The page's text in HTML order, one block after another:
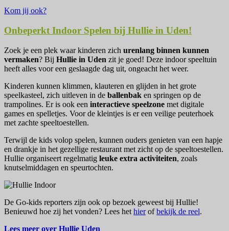
Kom jij ook?
Onbeperkt Indoor Spelen bij Hullie in Uden!
Zoek je een plek waar kinderen zich urenlang binnen kunnen
vermaken? Bij Hullie in Uden zit je goed! Deze indoor speeltuin
heeft alles voor een geslaagde dag uit, ongeacht het weer.
Kinderen kunnen klimmen, klauteren en glijden in het grote
speelkasteel, zich uitleven in de ballenbak en springen op de
trampolines. Er is ook een interactieve speelzone met digitale
games en spelletjes. Voor de kleintjes is er een veilige peuterhoek
met zachte speeltoestellen.
Terwijl de kids volop spelen, kunnen ouders genieten van een hapje
en drankje in het gezellige restaurant met zicht op de speeltoestellen.
Hullie organiseert regelmatig leuke extra activiteiten, zoals
knutselmiddagen en speurtochten.
De Go-kids reporters zijn ook op bezoek geweest bij Hullie!
Benieuwd hoe zij het vonden? Lees het hierofbekijk de reel.
Lees meer over Hullie Uden